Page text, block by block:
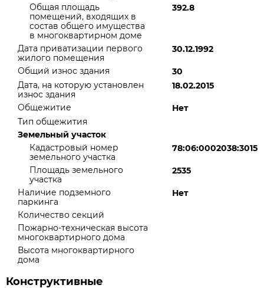
Общая площадь
помещений, входящих в
состав общего имущества
в многоквартирном доме
392.8
Дата приватизации первого
жилого помещения
30.12.1992
Общий износ здания
30
Дата, на которую установлен
износ здания
18.02.2015
Общежитие
Нет
Тип общежития
Земельный участок
Кадастровый номер
земельного участка
78:06:0002038:3015
Площадь земельного
участка
2535
Наличие подземного
паркинга
Нет
Количество секций
Пожарно-техническая высота
многоквартирного дома
Высота многоквартирного
дома
Конструктивные